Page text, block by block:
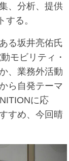
、分析、提供
る。
る坂井亮佑氏
モビリティ・
、業務外活動
ら自発テーマ
に応
すめ、今回晴